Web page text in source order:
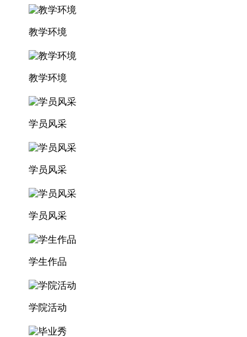
教学环境
教学环境
学员风采
学员风采
学员风采
学生作品
学院活动